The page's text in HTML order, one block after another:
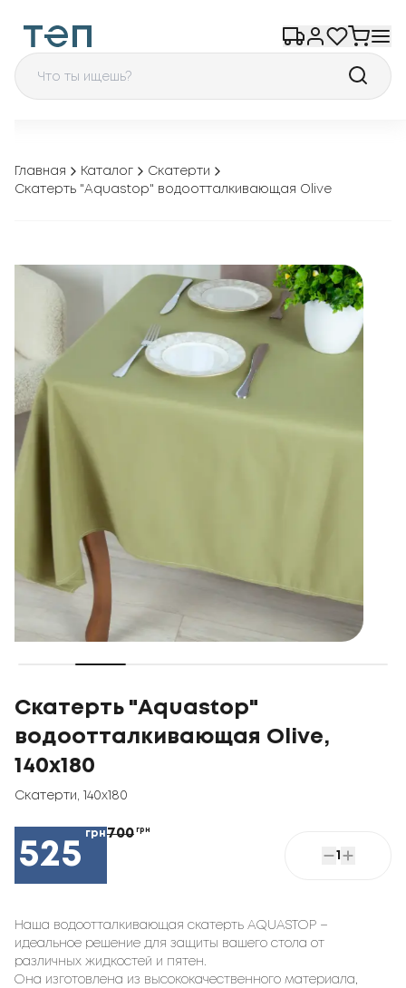
Главная Каталог
Скатерти
Скатерть "Aquastop" водоотталкивающая Olive
Скатерть "Aquastop"
водоотталкивающая Olive,
140x180
Скатерти 140x180
525
грн700 грн
1
Наша водоотталкивающая скатерть AQUASTOP –
идеальное решение для защиты вашего стола от
различных жидкостей и пятен.
Она изготовлена из высококачественного материала,